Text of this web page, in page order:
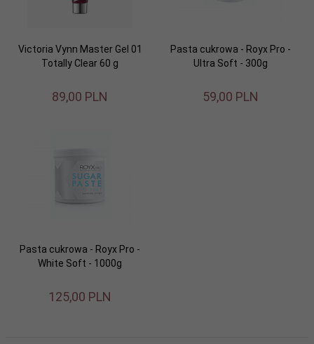
Victoria Vynn Master Gel 01
Totally Clear 60 g
89,00 PLN
Pasta cukrowa - Royx Pro -
Ultra Soft - 300g
59,00 PLN
Pasta cukrowa - Royx Pro -
White Soft - 1000g
125,00 PLN